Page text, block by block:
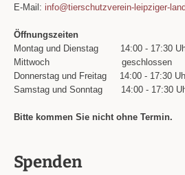
E-Mail:info@tierschutzverein-leipziger-
Öffnungszeiten
Montag und Dienstag
14:00 - 17:30
Mittwoch
geschlossen
Donnerstag und Freitag
14:00 - 17:30
Samstag und Sonntag
14:00 - 17:30
Bitte kommen Sie nicht ohne Termin.
Spenden